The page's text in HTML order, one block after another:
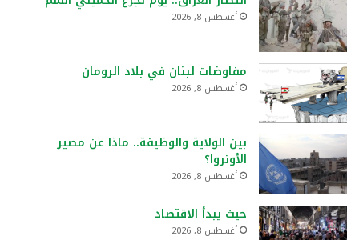
أغسطس 8, 2026
مفاوضات لبنان في بلاد الرومان
أغسطس 8, 2026
بين الولاية والوظيفة.. ماذا عن مصير
الأونروا؟
أغسطس 8, 2026
حيث يبدأ الاقتصاد
أغسطس 8, 2026